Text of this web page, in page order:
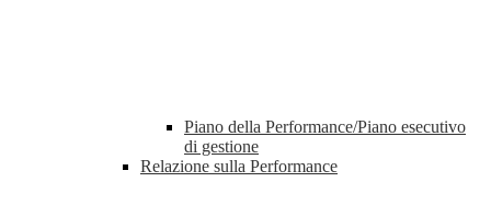
Piano della Performance/Piano esecutivo
di gestione
Relazione sulla Performance